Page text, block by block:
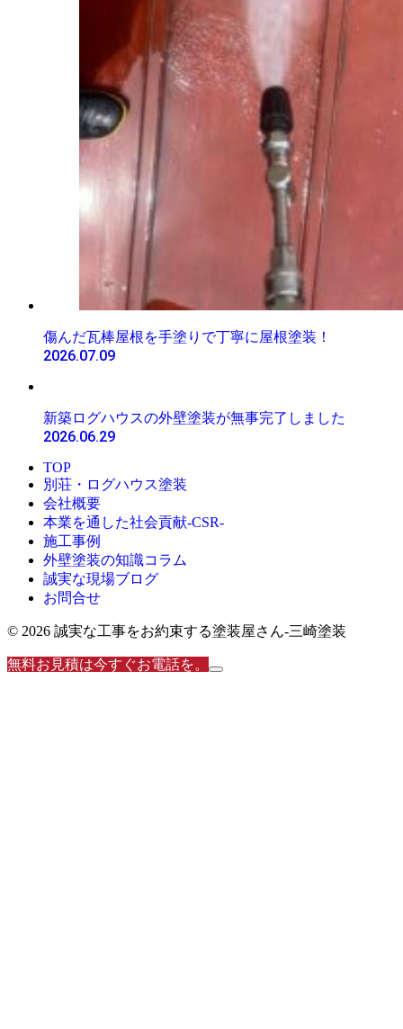
傷んだ瓦棒屋根を手塗りで丁寧に屋根塗装！
2026.07.09
新築ログハウスの外壁塗装が無事完了しました
2026.06.29
TOP
別荘・ログハウス塗装
会社概要
本業を通した社会貢献-CSR-
施工事例
外壁塗装の知識コラム
誠実な現場ブログ
お問合せ
© 2026 誠実な工事をお約束する塗装屋さん‐三崎塗装
無料お見積は今すぐお電話を。